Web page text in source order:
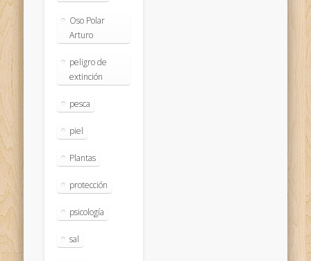
Oso Polar
Arturo
peligro de
extinción
pesca
piel
Plantas
protección
psicología
sal